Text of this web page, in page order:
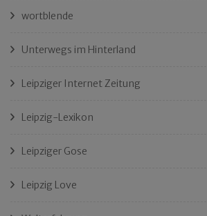
wortblende
Unterwegs im Hinterland
Leipziger Internet Zeitung
Leipzig-Lexikon
Leipziger Gose
Leipzig Love